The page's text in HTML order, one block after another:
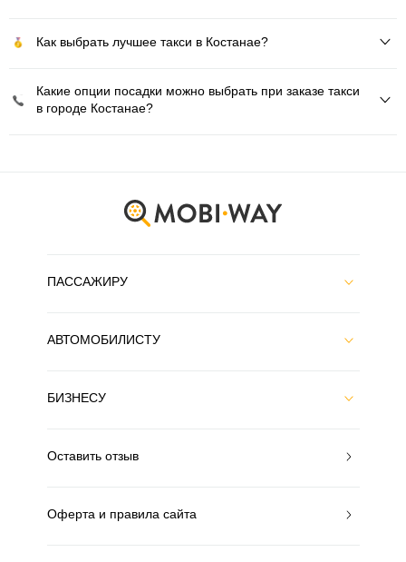
Как выбрать лучшее такси в Костанае?
Какие опции посадки можно выбрать при заказе такси
в городе Костанае?
ПАССАЖИРУ
АВТОМОБИЛИСТУ
БИЗНЕСУ
Оставить отзыв
Оферта и правила сайта